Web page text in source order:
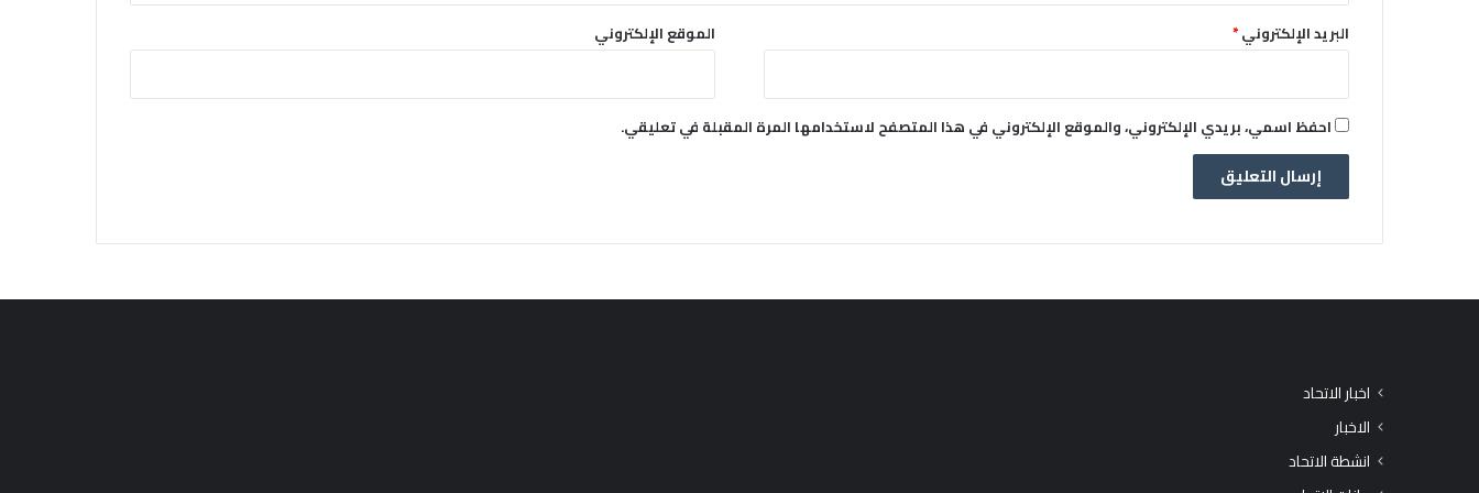
البريد الإلكتروني* الموقع الإلكتروني
احفظ اسمي، بريدي الإلكتروني، والموقع الإلكتروني في هذا المتصفح لاستخدامها المرة المقبلة في تعليقي.
اخبار الاتحاد
الاخبار
انشطة الاتحاد